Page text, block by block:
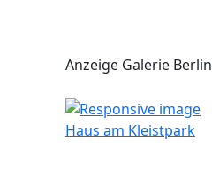
Anzeige Galerie Berlin
Haus am Kleistpark